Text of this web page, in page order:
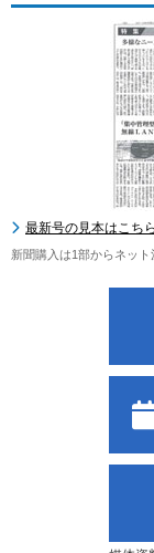
最新号の見本はこちら
新聞購入は1部からネッ